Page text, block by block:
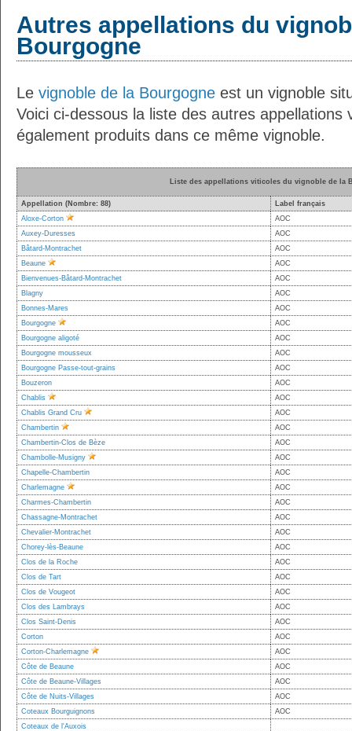
Autres appellations du
Bourgogne
Le vignoble de la Bourgogne est un vignoble
Voici ci-dessous la liste des autres appellations
également produits dans ce même vignoble.
Liste des appellations viticoles du vignoble de la
Appellation (Nombre: 88)
Label français
Aloxe-Corton
AOC
Auxey-Duresses
AOC
Bâtard-Montrachet
AOC
Beaune
AOC
Bienvenues-Bâtard-Montrachet
AOC
Blagny
AOC
Bonnes-Mares
AOC
Bourgogne
AOC
Bourgogne aligoté
AOC
Bourgogne mousseux
AOC
Bourgogne Passe-tout-grains
AOC
Bouzeron
AOC
Chablis
AOC
Chablis Grand Cru
AOC
Chambertin
AOC
Chambertin-Clos de Bèze
AOC
Chambolle-Musigny
AOC
Chapelle-Chambertin
AOC
Charlemagne
AOC
Charmes-Chambertin
AOC
Chassagne-Montrachet
AOC
Chevalier-Montrachet
AOC
Chorey-lès-Beaune
AOC
Clos de la Roche
AOC
Clos de Tart
AOC
Clos de Vougeot
AOC
Clos des Lambrays
AOC
Clos Saint-Denis
AOC
Corton
AOC
Corton-Charlemagne
AOC
Côte de Beaune
AOC
Côte de Beaune-Villages
AOC
Côte de Nuits-Villages
AOC
Coteaux Bourguignons
AOC
Coteaux de l'Auxois